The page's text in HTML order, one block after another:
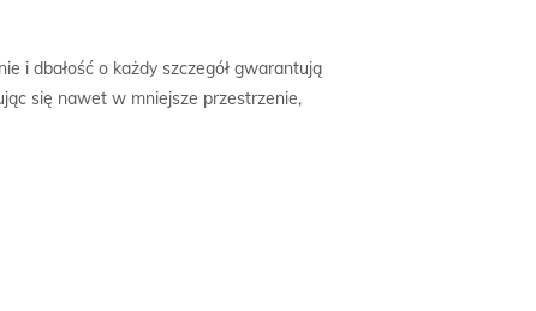
i dbałość o każdy szczegół gwarantują
się nawet w mniejsze przestrzenie,